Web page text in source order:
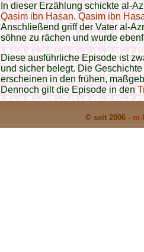
In dieser Erzählung schickte al-
Qasim ibn Hasan.Qasim ibn
Anschließend griff der Vater al-
söhne zu rächen und wurde
Diese ausführliche Episode ist
und sicher belegt. Die
erscheinen in den frühen,
Dennoch gilt die Episode in den
© seit 2006 -